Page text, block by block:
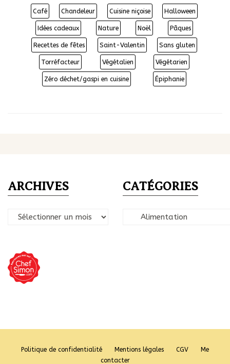
Café Chandeleur Cuisine niçoise Halloween
Idées cadeaux Nature Noël Pâques
Recettes de fêtes Saint-Valentin Sans gluten
Torréfacteur Végétalien Végétarien
Zéro déchet/gaspi en cuisine Épiphanie
ARCHIVES
Archives
CATÉGORIES
Catégories
Politique de confidentialité Mentions légales CGV
Me
contacter